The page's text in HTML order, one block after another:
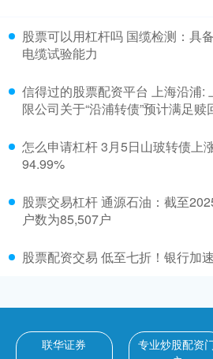
股票可以用杠杆吗 国缆检测：具
电缆试验能力
信得过的股票配资平台 上海沿浦:
限公司关于“沿浦转债”预计满足
怎么申请杠杆 3月5日山玻转债上
94.99%
股票交易杠杆 通源石油：截至
户数为85,507户
股票配资交易 低至七折！银行加
联华证券
专业炒股配资